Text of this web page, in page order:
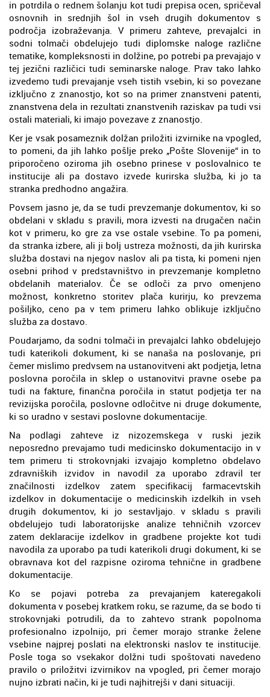
in potrdila o rednem šolanju kot tudi prepisa ocen, spričeval
osnovnih in srednjih šol in vseh drugih dokumentov s
področja izobraževanja. V primeru zahteve, prevajalci in
sodni tolmači obdelujejo tudi diplomske naloge različne
tematike, kompleksnosti in dolžine, po potrebi pa prevajajo v
tej jezični različici tudi seminarske naloge. Prav tako lahko
izvedemo tudi prevajanje vseh tistih vsebin, ki so povezane
izključno z znanostjo, kot so na primer znanstveni patenti,
znanstvena dela in rezultati znanstvenih raziskav pa tudi vsi
ostali materiali, ki imajo povezave z znanostjo.
Ker je vsak posameznik dolžan priložiti izvirnike na vpogled,
to pomeni, da jih lahko pošlje preko „Pošte Slovenije“ in to
priporočeno oziroma jih osebno prinese v poslovalnico te
institucije ali pa dostavo izvede kurirska služba, ki jo ta
stranka predhodno angažira.
Povsem jasno je, da se tudi prevzemanje dokumentov, ki so
obdelani v skladu s pravili, mora izvesti na drugačen način
kot v primeru, ko gre za vse ostale vsebine. To pa pomeni,
da stranka izbere, ali ji bolj ustreza možnosti, da jih kurirska
služba dostavi na njegov naslov ali pa tista, ki pomeni njen
osebni prihod v predstavništvo in prevzemanje kompletno
obdelanih materialov. Če se odloči za prvo omenjeno
možnost, konkretno storitev plača kurirju, ko prevzema
pošiljko, ceno pa v tem primeru lahko oblikuje izključno
služba za dostavo.
Poudarjamo, da sodni tolmači in prevajalci lahko obdelujejo
tudi katerikoli dokument, ki se nanaša na poslovanje, pri
čemer mislimo predvsem na ustanovitveni akt podjetja, letna
poslovna poročila in sklep o ustanovitvi pravne osebe pa
tudi na fakture, finančna poročila in statut podjetja ter na
revizijska poročila, poslovne odločitve ni druge dokumente,
ki so uradno v sestavi poslovne dokumentacije.
Na podlagi zahteve iz nizozemskega v ruski jezik
neposredno prevajamo tudi medicinsko dokumentacijo in v
tem primeru ti strokovnjaki izvajajo kompletno obdelavo
zdravniških izvidov in navodil za uporabo zdravil ter
značilnosti izdelkov zatem specifikacij farmacevtskih
izdelkov in dokumentacije o medicinskih izdelkih in vseh
drugih dokumentov, ki jo sestavljajo. v skladu s pravili
obdelujejo tudi laboratorijske analize tehničnih vzorcev
zatem deklaracije izdelkov in gradbene projekte kot tudi
navodila za uporabo pa tudi katerikoli drugi dokument, ki se
obravnava kot del razpisne oziroma tehnične in gradbene
dokumentacije.
Ko se pojavi potreba za prevajanjem kateregakoli
dokumenta v posebej kratkem roku, se razume, da se bodo ti
strokovnjaki potrudili, da to zahtevo strank popolnoma
profesionalno izpolnijo, pri čemer morajo stranke želene
vsebine najprej poslati na elektronski naslov te institucije.
Posle toga so vsekakor dolžni tudi spoštovati navedeno
pravilo o priložitvi izvirnikov na vpogled, pri čemer morajo
nujno izbrati način, ki je tudi najhitrejši v dani situaciji.